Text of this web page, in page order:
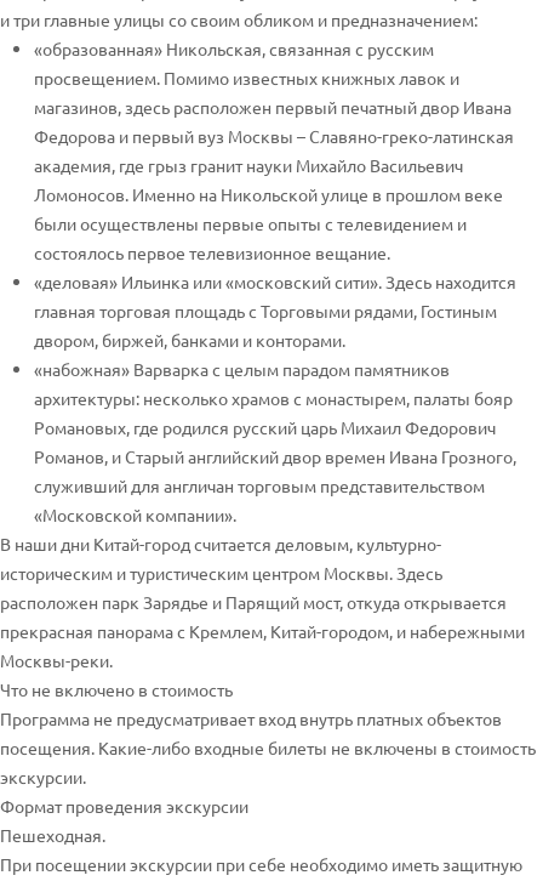
и три главные улицы со своим обликом и предназначением:
«образованная» Никольская, связанная с русским
просвещением. Помимо известных книжных лавок и
магазинов, здесь расположен первый печатный двор Ивана
Федорова и первый вуз Москвы – Славяно-греко-латинская
академия, где грыз гранит науки Михайло Васильевич
Ломоносов. Именно на Никольской улице в прошлом веке
были осуществлены первые опыты с телевидением и
состоялось первое телевизионное вещание.
«деловая» Ильинка или «московский сити». Здесь находится
главная торговая площадь с Торговыми рядами, Гостиным
двором, биржей, банками и конторами.
«набожная» Варварка с целым парадом памятников
архитектуры: несколько храмов с монастырем, палаты бояр
Романовых, где родился русский царь Михаил Федорович
Романов, и Старый английский двор времен Ивана Грозного,
служивший для англичан торговым представительством
«Московской компании».
В наши дни Китай-город считается деловым, культурно-
историческим и туристическим центром Москвы. Здесь
расположен парк Зарядье и Парящий мост, откуда открывается
прекрасная панорама с Кремлем, Китай-городом, и набережными
Москвы-реки.
Что не включено в стоимость
Программа не предусматривает вход внутрь платных объектов
посещения. Какие-либо входные билеты не включены в стоимость
экскурсии.
Формат проведения экскурсии
Пешеходная.
При посещении экскурсии при себе необходимо иметь защитную